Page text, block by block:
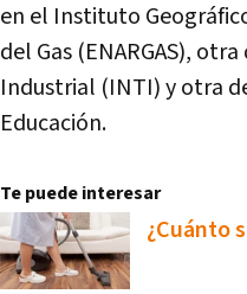
en el Instituto
del Gas (ENARGAS),
Industrial (INTI) y otra
Educación.
Te puede interesar
¿Cuánto